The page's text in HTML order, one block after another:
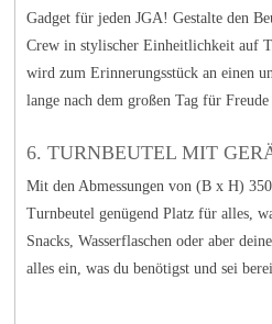
Gadget für jeden JGA! Gestalte den
Crew in stylischer Einheitlichkeit auf
wird zum Erinnerungsstück an einen
lange nach dem großen Tag für Freude
6. TURNBEUTEL MIT
Mit den Abmessungen von (B x H)
Turnbeutel genügend Platz für alles,
Snacks, Wasserflaschen oder aber
alles ein, was du benötigst und sei